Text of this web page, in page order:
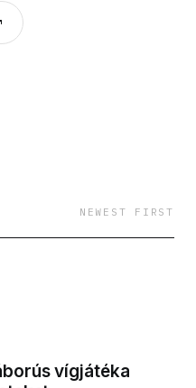
NEWEST FIRST
vígjátéka